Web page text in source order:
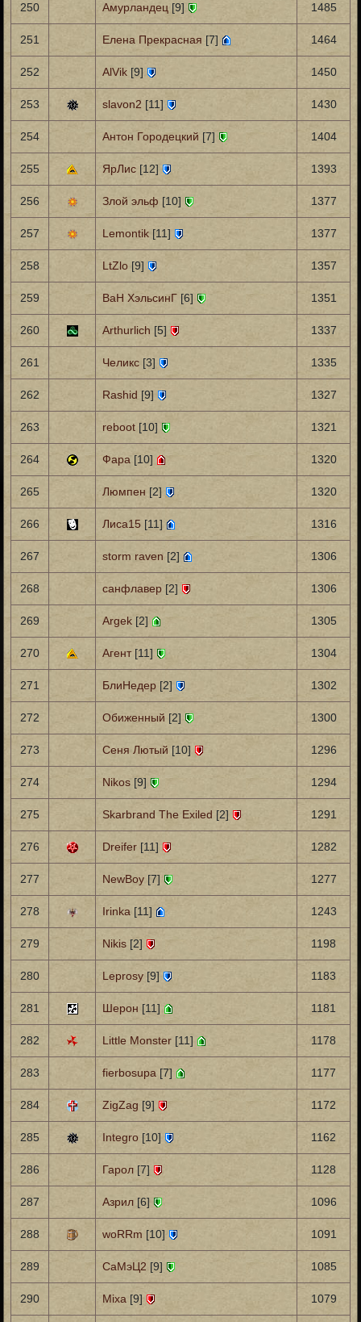
250 Амурландец [9] 1485
251 Елена Прекрасная [7] 1464
252 AlVik [9] 1450
253 slavon2 [11] 1430
254 Антон Городецкий [7] 1404
255 ЯрЛис [12] 1393
256 Злой эльф [10] 1377
257 Lemontik [11] 1377
258 LtZlo [9] 1357
259 ВаН ХэльсинГ [6] 1351
260 Arthurlich [5] 1337
261 Челикс [3] 1335
262 Rashid [9] 1327
263 reboot [10] 1321
264 Фара [10] 1320
265 Люмпен [2] 1320
266 Лиса15 [11] 1316
267 storm raven [2] 1306
268 санфлавер [2] 1306
269 Argek [2] 1305
270 Агент [11] 1304
271 БлиНедер [2] 1302
272 Обиженный [2] 1300
273 Сеня Лютый [10] 1296
274 Nikos [9] 1294
275 Skarbrand The Exiled [2] 1291
276 Dreifer [11] 1282
277 NewBoy [7] 1277
278 Irinka [11] 1243
279 Nikis [2] 1198
280 Leprosy [9] 1183
281 Шерон [11] 1181
282 Little Monster [11] 1178
283 fierbosupa [7] 1177
284 ZigZag [9] 1172
285 Integro [10] 1162
286 Гарол [7] 1128
287 Азрил [6] 1096
288 woRRm [10] 1091
289 СаМэЦ2 [9] 1085
290 Mixa [9] 1079